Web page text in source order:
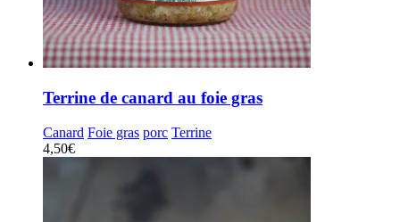
Terrine de canard au foie gras
Canard Foie gras porc Terrine
4,50€